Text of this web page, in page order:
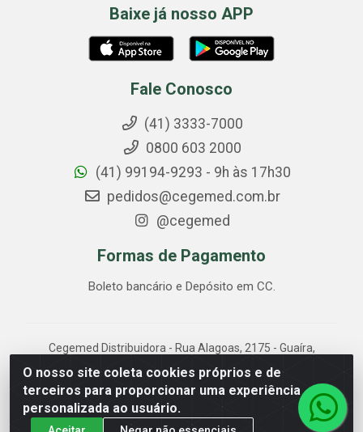
O nosso site coleta cookies próprios e de
terceiros para proporcionar uma experiência
personalizada ao usuário.
Baixe já nosso APP
Fale Conosco
(41) 3333-7000
0800 603 2000
(41) 99194-9293 - 9h às 17h30
pedidos@cegemed.com.br
@cegemed
Formas de Pagamento
Boleto bancário e Depósito em CC.
Cegemed Distribuidora - Rua Alagoas, 2175 - Guaíra,
Curitiba/PR - CEP 80.630-050 - CNPJ 85.017.994/0001-